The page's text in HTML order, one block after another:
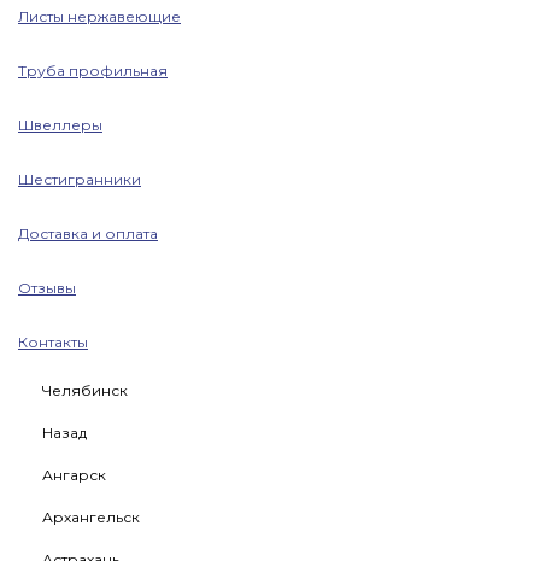
Листы нержавеющие
Труба профильная
Швеллеры
Шестигранники
Доставка и оплата
Отзывы
Контакты
Челябинск
Назад
Ангарск
Архангельск